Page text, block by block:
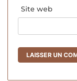
Site web